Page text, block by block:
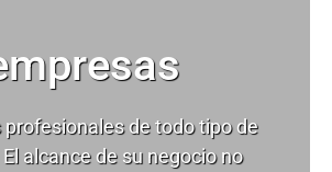
de todo tipo de
alcance de su negocio no